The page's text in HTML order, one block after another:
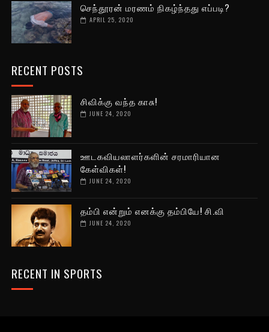
செந்தூரன் மரணம் நிகழ்ந்தது எப்படி?
APRIL 25, 2020
RECENT POSTS
சிவிக்கு வந்த காசு!
JUNE 24, 2020
ஊடகவியலாளர்களின் சரமாரியான
கேள்விகள்!
JUNE 24, 2020
தம்பி என்றும் எனக்கு தம்பியே! சி.வி
JUNE 24, 2020
RECENT IN SPORTS